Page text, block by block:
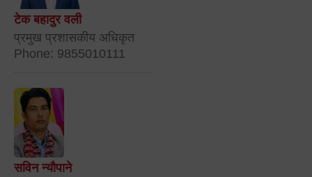
टेक बहादुर वली
प्रमुख प्रशासकीय अधिकृत
Phone: 9855010111
सविन न्यौपाने